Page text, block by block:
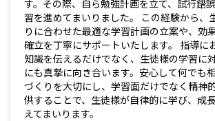
す。その際、自ら勉強計画を立て、試行錯
習を進めてまいりました。 この経験から、
りに合わせた最適な学習計画の立案や、効
確立を丁寧にサポートいたします。 指導に
知識を伝えるだけでなく、生徒様の学習に
にも真摯に向き合います。安心して何でも
づくりを大切にし、学習面だけでなく精神
供することで、生徒様が自律的に学び、成
えてまいります。